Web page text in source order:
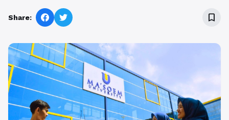
Share: bookmark_border